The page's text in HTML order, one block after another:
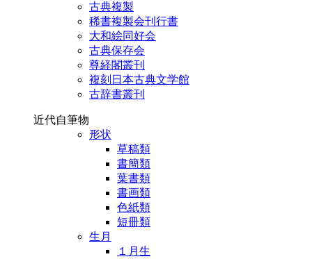
古典複製
稀書複製会刊行書
大和絵同好会
古典保存会
尊経閣叢刊
複刻日本古典文学館
古辞書叢刊
近代自筆物
形状
草稿類
書簡類
葉書類
書画類
色紙類
短冊類
生月
１月生